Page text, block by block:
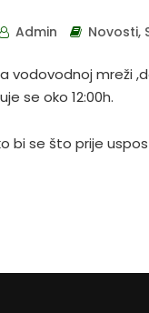
Admin Novosti,
vodovodnoj mreži
se oko 12:00h.
bi se što prije